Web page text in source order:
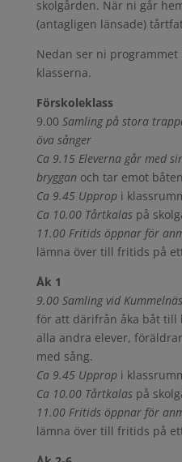
skolgården. När ni går
(antagligen länsade)
Nedan ser ni
klasserna.
Förskoleklass
9.00 Samling på stora
öva sånger
Ca 9.15 Eleverna går med
bryggan och tar emot
Ca 9.45 Uppropi
Ca 10.00 Tårtkalaspå
11.00 Fritids öppnar för
lämna över till fritids på
Åk 1
9.00 Samling vid
för att därifrån åka båt till
alla andra elever,
med sång.
Ca 9.45 Uppropi
Ca 10.00 Tårtkalaspå
11.00 Fritids öppnar för
lämna över till fritids på